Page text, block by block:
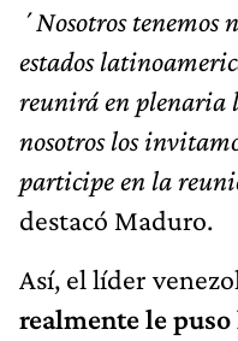
´Nosotros tenemos
estados
reunirá en plenaria
nosotros los
participe en la
destacó Maduro.
Así, el líder
realmente le